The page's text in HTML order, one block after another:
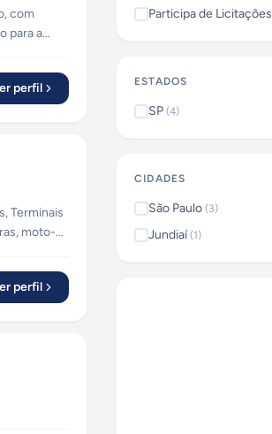
com
para a
perfil
moto-
perfil
Participa de Licitações
ESTADOS
SP (4)
CIDADES
São Paulo (3)
Jundiaí (1)